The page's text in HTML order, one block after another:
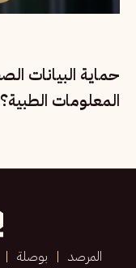
المعلومات الطبية؟
المرصد بوصلة